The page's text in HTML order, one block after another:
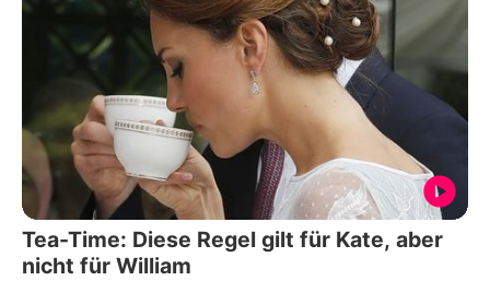
Tea-Time: Diese Regel gilt für Kate, aber
nicht für William